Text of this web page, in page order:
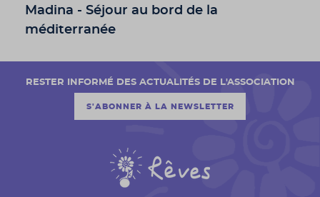
Madina - Séjour au bord de la
méditerranée
RESTER INFORMÉ DES ACTUALITÉS DE L'ASSOCIATION
S'ABONNER À LA NEWSLETTER